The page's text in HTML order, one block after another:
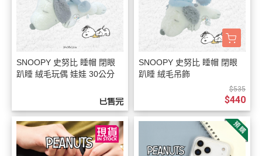
SNOOPY 史努比 睡帽 閉眼
趴睡 絨毛玩偶 娃娃 30公分
已售完
SNOOPY 史努比 睡帽 閉眼
趴睡 絨毛吊飾
$535
$440